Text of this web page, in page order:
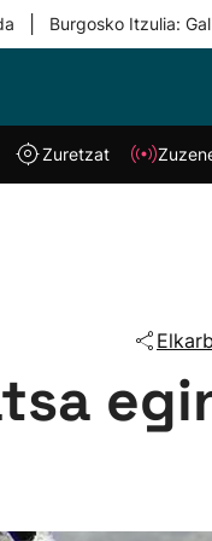
Burgosko Itzulia:
Klisk
Zuretzat